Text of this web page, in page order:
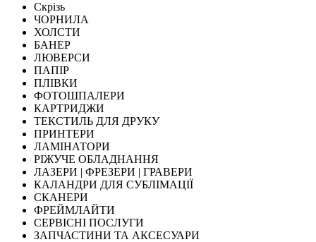
Скрізь
ЧОРНИЛА
ХОЛСТИ
БАНЕР
ЛЮВЕРСИ
ПАПІР
ПЛІВКИ
ФОТОШПАЛЕРИ
КАРТРИДЖИ
ТЕКСТИЛЬ ДЛЯ ДРУКУ
ПРИНТЕРИ
ЛАМІНАТОРИ
РІЖУЧЕ ОБЛАДНАННЯ
ЛАЗЕРИ | ФРЕЗЕРИ | ГРАВЕРИ
КАЛАНДРИ ДЛЯ СУБЛІМАЦІЇ
СКАНЕРИ
ФРЕЙМЛАЙТИ
СЕРВІСНІ ПОСЛУГИ
ЗАПЧАСТИНИ ТА АКСЕСУАРИ